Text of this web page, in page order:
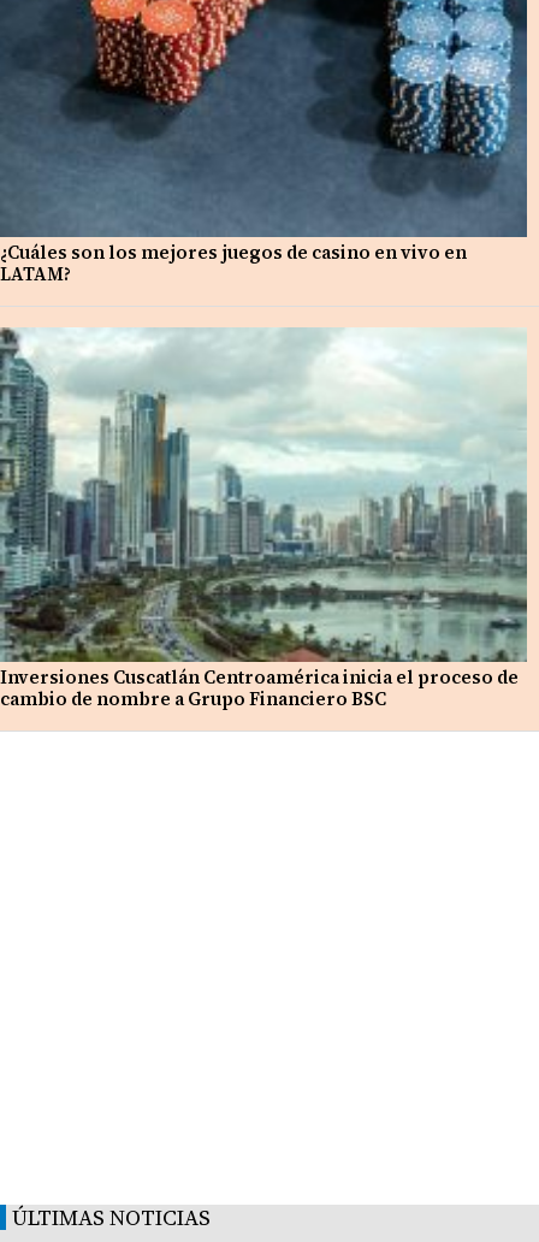
¿Cuáles son los mejores juegos de casino en vivo en
LATAM?
Inversiones Cuscatlán Centroamérica inicia el proceso de
cambio de nombre a Grupo Financiero BSC
ÚLTIMAS NOTICIAS